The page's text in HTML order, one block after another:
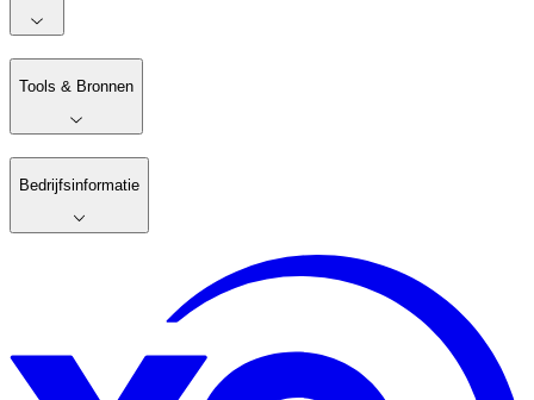
Tools & Bronnen
Bedrijfsinformatie